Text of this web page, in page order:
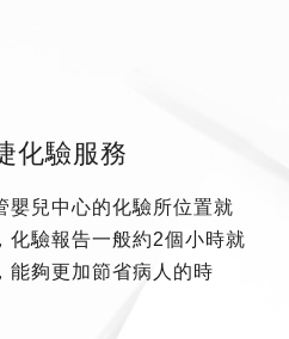
化驗服務
嬰兒中心的化驗所位置就
化驗報告一般約2個小時就
能夠更加節省病人的時